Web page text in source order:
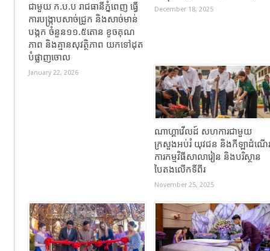
ជាមួយ ក.ប.ប រាជធានីភ្នំពេញ ធ្វើ
ការបង្ក្រាបសាច់ជ្រូក និងសាច់មាន់
បង្កក ចំនួន១១.៥តោន ខូចគុណ
ភាព និងគ្មានសុវត្ថិភាព យកទៅដុត
បំផ្លាញចោល
January 22, 2026
December 18, 2025
ណាហ្គាវើលដ៍ សហការជាមួយ
ក្រសួងអប់រំ យុវជន និងកីឡាដំណើរ
ការកម្មវិធីសាលារៀន និងបរិស្ថាន
បៃតងលើកទីពីរ
November 25, 2025